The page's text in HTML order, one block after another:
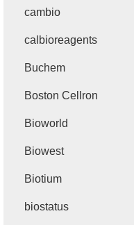
cambio
calbioreagents
Buchem
Boston Cellron
Bioworld
Biowest
Biotium
biostatus